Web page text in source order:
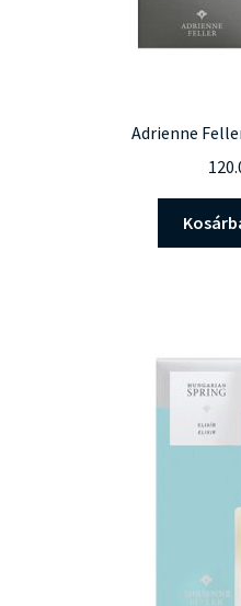
Adrienne